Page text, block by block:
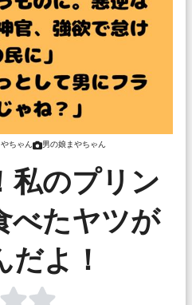
ちゃん 男の娘まやちゃん
私のプリン
べたヤツが
だよ！